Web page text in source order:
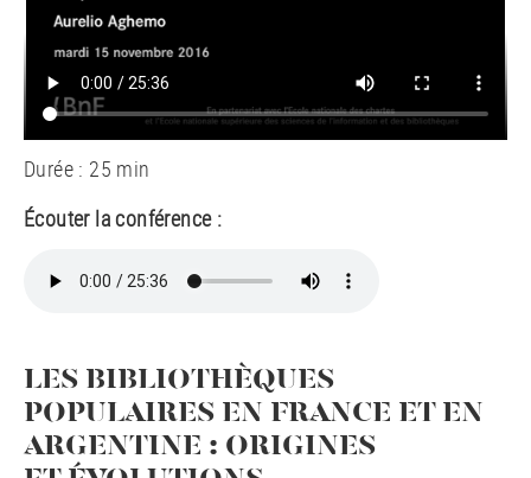
Durée : 25 min
Écouter la conférence :
LES BIBLIOTHÈQUES
POPULAIRES EN FRANCE ET EN
ARGENTINE : ORIGINES